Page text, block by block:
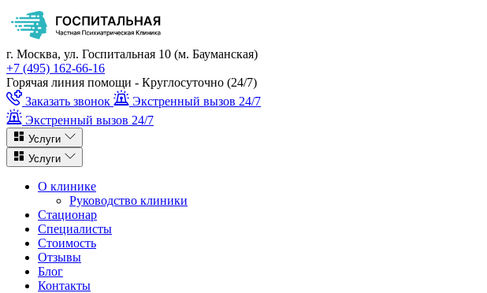
г. Москва, ул. Госпитальная 10 (м. Бауманская)
+7 (495) 162-66-16
Горячая линия помощи - Круглосуточно (24/7)
Заказать звонок
Экстренный вызов 24/7
Экстренный вызов 24/7
Услуги
Услуги
О клинике
Руководство клиники
Стационар
Специалисты
Стоимость
Отзывы
Блог
Контакты